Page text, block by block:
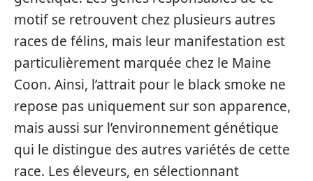
motif se retrouvent chez plusieurs autres
races de félins, mais leur manifestation est
particulièrement marquée chez le Maine
Coon. Ainsi, l’attrait pour le black smoke ne
repose pas uniquement sur son apparence,
mais aussi sur l’environnement génétique
qui le distingue des autres variétés de cette
race. Les éleveurs, en sélectionnant